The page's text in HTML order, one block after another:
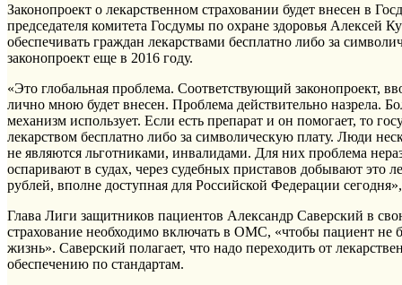
Законопроект о лекарственном страховании будет внесен в
председателя комитета Госдумы по охране здоровья Алексей
обеспечивать граждан лекарствами бесплатно либо за
законопроект еще в 2016 году.
«Это глобальная проблема. Соответствующий законопроект,
лично мною будет внесен. Проблема действительно назрела.
механизм использует. Если есть препарат и он помогает, то
лекарством бесплатно либо за символическую плату. Люди
не являются льготниками, инвалидами. Для них проблема
оспаривают в судах, через судебных приставов добывают это
рублей, вполне доступная для Российской Федерации
Глава Лиги защитников пациентов Александр Саверский в
страхование необходимо включать в ОМС, «чтобы пациент не
жизнь». Саверский полагает, что надо переходить от
обеспечению по стандартам.